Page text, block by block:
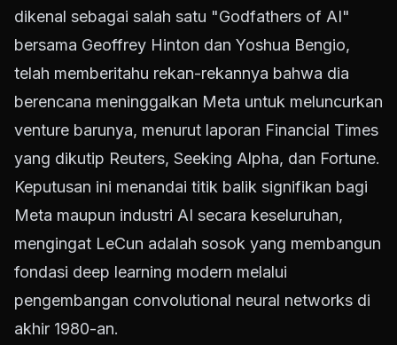
dikenal sebagai salah satu "Godfathers of AI"
bersama Geoffrey Hinton dan Yoshua Bengio,
telah memberitahu rekan-rekannya bahwa dia
berencana meninggalkan Meta untuk meluncurkan
venture barunya, menurut laporan Financial Times
yang dikutip Reuters, Seeking Alpha, dan Fortune.
Keputusan ini menandai titik balik signifikan bagi
Meta maupun industri AI secara keseluruhan,
mengingat LeCun adalah sosok yang membangun
fondasi deep learning modern melalui
pengembangan convolutional neural networks di
akhir 1980-an.